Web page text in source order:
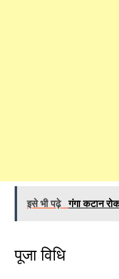
इसे भी पढ़े गंगा कटान
पूजा विधि